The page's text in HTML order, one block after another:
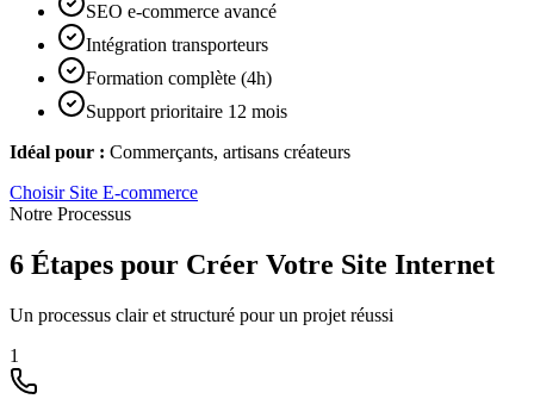
SEO e-commerce avancé
Intégration transporteurs
Formation complète (4h)
Support prioritaire 12 mois
Idéal pour : Commerçants, artisans créateurs
Choisir Site E-commerce
Notre Processus
6 Étapes pour Créer Votre Site Internet
Un processus clair et structuré pour un projet réussi
1